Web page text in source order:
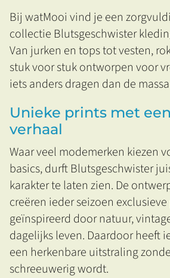
Bij watMooi vind je een
collectie Blutsgeschwister
Van jurken en tops tot vesten,
stuk voor stuk ontworpen voor
iets anders dragen dan de
Unieke prints met
verhaal
Waar veel modemerken kiezen
basics, durft Blutsgeschwister
karakter te laten zien. De
creëren ieder seizoen
geïnspireerd door natuur,
dagelijks leven. Daardoor heeft
een herkenbare uitstraling
schreeuwerig wordt.